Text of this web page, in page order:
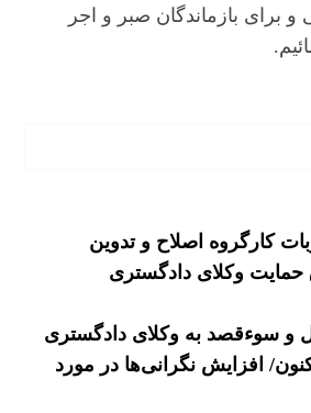
برای بازماندگان صبر و اجر
کارگروه اصلاح و تدوین
وکلای دادگستری
و سوءقصد به وکلای دادگستری
۱۳۹۶ تاکنون/ افزایش نگرانی‌ها در مورد